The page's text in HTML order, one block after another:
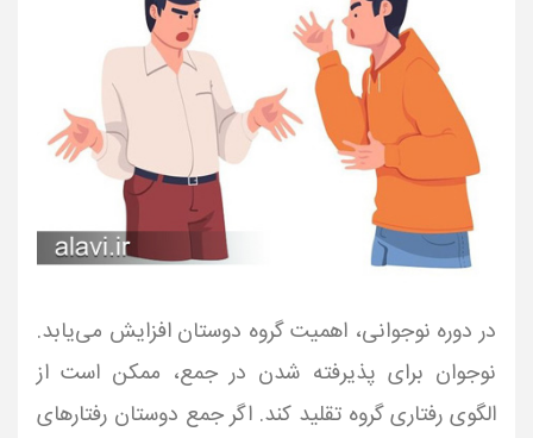
در دوره نوجوانی، اهمیت گروه دوستان افزایش می‌یابد.
نوجوان برای پذیرفته شدن در جمع، ممکن است از
الگوی رفتاری گروه تقلید کند. اگر جمع دوستان رفتارهای